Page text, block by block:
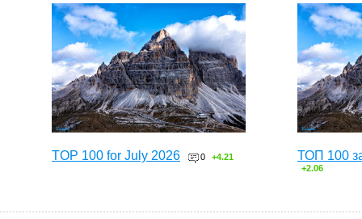
TOP 100 for July 2026 0 +4.21 ТОП 100
+2.06